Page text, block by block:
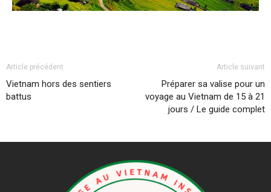
Article précédent
Vietnam hors des sentiers
battus
Article suivant
Préparer sa valise pour un
voyage au Vietnam de 15 à 21
jours / Le guide complet